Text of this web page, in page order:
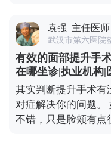
众号、百家号、小红
要通过中下面部拉皮
术，针对嘴角和口角
角恢复微微上扬的状
里要重点说下，嘴角
微处理不当就可能影
关键——一定要选对
时多沟通自己想要的
袁强 主任医师
武汉市第六医院
有效的面部提升手
在哪坐诊|执业机构|
其实判断提升手术有
对症解决你的问题。 如果只是轻度松弛，皮肤弹性还
不错，只是脸颊有点